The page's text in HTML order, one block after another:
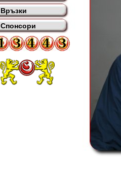
Връзки
Спонсори